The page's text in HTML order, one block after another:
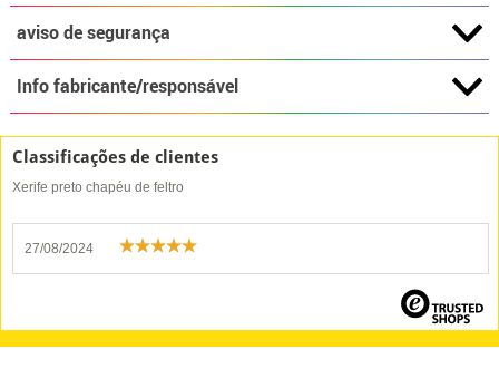
aviso de segurança
Info fabricante/responsável
Classificações de clientes
Xerife preto chapéu de feltro
27/08/2024